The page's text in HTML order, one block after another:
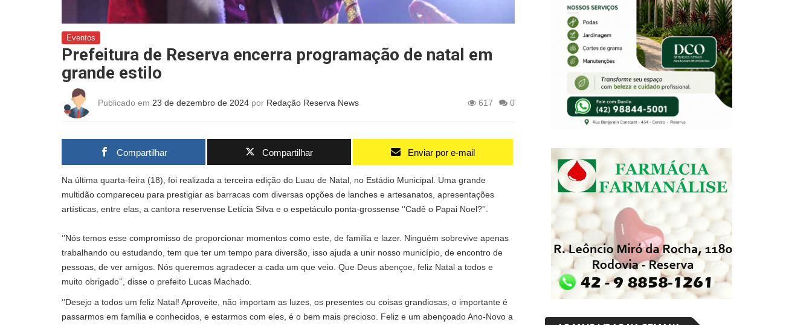
Eventos
Prefeitura de Reserva encerra programação de natal em
grande estilo
Publicado em 23 de dezembro de 2024 por Redação Reserva News 617 0
Compartilhar Compartilhar Enviar por e-mail
Na última quarta-feira (18), foi realizada a terceira edição do Luau de Natal, no Estádio Municipal. Uma grande
multidão compareceu para prestigiar as barracas com diversas opções de lanches e artesanatos, apresentações
artísticas, entre elas, a cantora reservense Letícia Silva e o espetáculo ponta-grossense ‘’Cadê o Papai Noel?’’.
‘’Nós temos esse compromisso de proporcionar momentos como este, de família e lazer. Ninguém sobrevive apenas
trabalhando ou estudando, tem que ter um tempo para diversão, isso ajuda a unir nosso município, de encontro de
pessoas, de ver amigos. Nós queremos agradecer a cada um que veio. Que Deus abençoe, feliz Natal a todos e
muito obrigado’’, disse o prefeito Lucas Machado.
‘’Desejo a todos um feliz Natal! Aproveite, não importam as luzes, os presentes ou coisas grandiosas, o importante é
passarmos em família e conhecidos, e estarmos com eles, é o bem mais precioso. Feliz e um abençoado Ano-Novo a